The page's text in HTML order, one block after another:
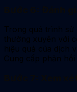
Trong quá trình sử
thường xuyên với
hiệu quả của dịch
Cung cấp phản